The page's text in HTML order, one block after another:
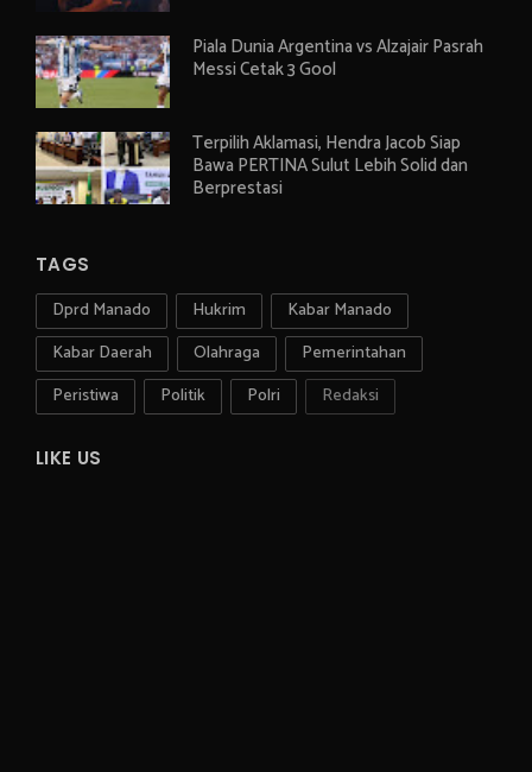
Piala Dunia Argentina vs Alzajair Pasrah
Messi Cetak 3 Gool
Terpilih Aklamasi, Hendra Jacob Siap
Bawa PERTINA Sulut Lebih Solid dan
Berprestasi
TAGS
Dprd Manado Hukrim
Kabar Manado
Kabar Daerah
Olahraga
Pemerintahan
Peristiwa
Politik Polri Redaksi
LIKE US